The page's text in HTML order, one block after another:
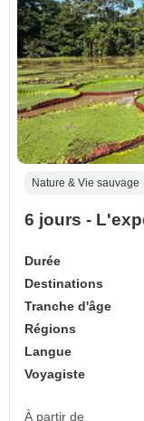
Nature & Vie sauvage
6 jours -
Durée
Destinations
Tranche d'âge
Régions
Langue
Voyagiste
À partir de